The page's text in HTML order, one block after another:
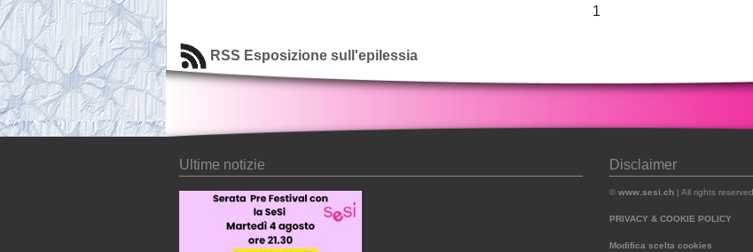
1
RSS Esposizione sull'epilessia
Ultime notizie Disclaimer
© www.sesi.ch | All rights reserved
PRIVACY & COOKIE POLICY
Modifica scelta cookies